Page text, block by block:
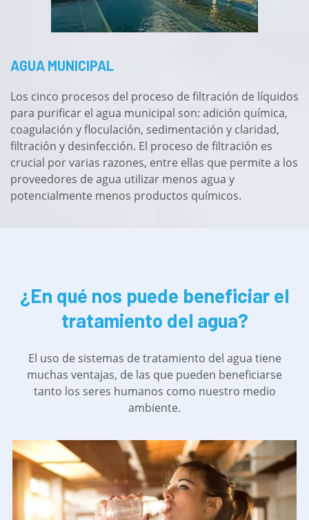
AGUA MUNICIPAL
Los cinco procesos del proceso de filtración de líquidos
para purificar el agua municipal son: adición química,
coagulación y floculación, sedimentación y claridad,
filtración y desinfección. El proceso de filtración es
crucial por varias razones, entre ellas que permite a los
proveedores de agua utilizar menos agua y
potencialmente menos productos químicos.
¿En qué nos puede beneficiar el
tratamiento del agua?
El uso de sistemas de tratamiento del agua tiene
muchas ventajas, de las que pueden beneficiarse
tanto los seres humanos como nuestro medio
ambiente.